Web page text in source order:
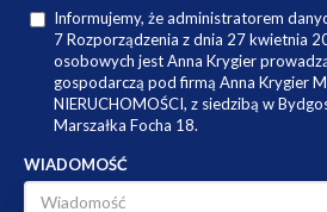
Informujemy, że administratorem
7 Rozporządzenia z dnia 27 kwietnia
osobowych jest Anna Krygier
gospodarczą pod firmą Anna Krygier
NIERUCHOMOŚCI, z siedzibą w
Marszałka Focha 18.
WIADOMOŚĆ